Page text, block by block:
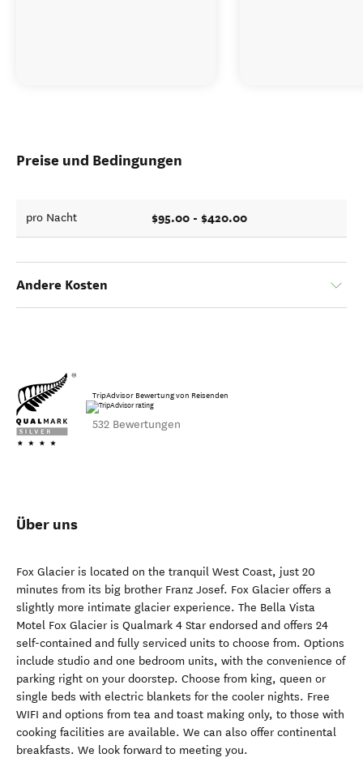
Preise und Bedingungen
pro Nacht $95.00 - $420.00
Andere Kosten
TripAdvisor Bewertung von Reisenden
532 Bewertungen
Über uns
Fox Glacier is located on the tranquil West Coast, just 20
minutes from its big brother Franz Josef. Fox Glacier offers a
slightly more intimate glacier experience. The Bella Vista
Motel Fox Glacier is Qualmark 4 Star endorsed and offers 24
self-contained and fully serviced units to choose from. Options
include studio and one bedroom units, with the convenience of
parking right on your doorstep. Choose from king, queen or
single beds with electric blankets for the cooler nights. Free
WIFI and options from tea and toast making only, to those with
cooking facilities are available. We can also offer continental
breakfasts. We look forward to meeting you.